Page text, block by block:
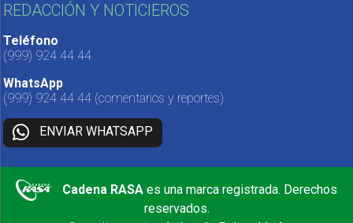
REDACCIÓN Y NOTICIEROS
Teléfono
(999) 924 44 44
WhatsApp
(999) 924 44 44 (comentarios y reportes)
ENVIAR WHATSAPP
Cadena RASA es una marca registrada. Derechos
reservados.